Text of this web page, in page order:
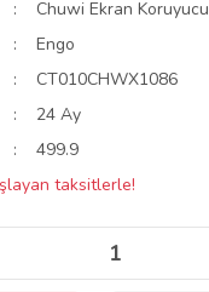
Chuwi Ekran Koruyucu
Engo
CT010CHWX1086
24 Ay
499.9
taksitlerle!